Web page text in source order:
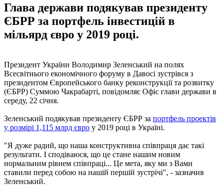
Глава держави подякував президенту
ЄБРР за портфель інвестицій в
мільярд євро у 2019 році.
Президент України Володимир Зеленський на полях
Всесвітнього економічного форуму в Давосі зустрівся з
президентом Європейського банку реконструкції та розвитку
(ЄБРР) Суммою Чакрабарті, повідомляє Офіс глави держави в
середу, 22 січня.
Зеленський подякував президенту ЄБРР за портфель проектів
у розмірі 1,115 млрд євро у 2019 році в Україні.
"Я дуже радий, що наша конструктивна співпраця дає такі
результати. І сподіваюся, що це стане нашим новим
нормальним рівнем співпраці... Це мета, яку ми з Вами
ставили перед собою на нашій першій зустрічі", - зазначив
Зеленський.